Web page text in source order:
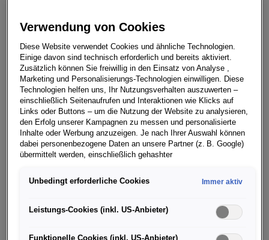
Wie entwickelt sich Machine Learning mit Hilfe von
Predictive Data? Verändert sich unsere Mobilität durch
virtuelle Zusammenarbeit? Und wie unterstützt Big Data
die Schwarmintelligenz? Um diese und weitere Fragen
zur digitalen Zukunft dreht sich der Innovationssummit
„MQ! The Mobility Quotient“, den Audi am 7. und 8.
September 2017 am Standort Ingolstadt zum ersten
Mal veranstaltet.
Eingeladen sind Experten, Meinungsbilder, Impulsgeber
zentralen Thema des Summits. Gemeinsam mit den
Teilnehmern macht sich Audi auf die Suche nach der
Formel für einen „Mobilitätsquotienten“ (MQ). Diesen
Verwendung von Cookies
Diese Website verwendet Cookies und ähnliche Technologien.
Einige davon sind technisch erforderlich und bereits aktiviert.
Zusätzlich können Sie freiwillig in den Einsatz von Analyse ,
Marketing und Personalisierungs-Technologien einwilligen. Diese
Technologien helfen uns, Ihr Nutzungsverhalten auszuwerten –
einschließlich Seitenaufrufen und Interaktionen wie Klicks auf
Links oder Buttons – um die Nutzung der Website zu analysieren,
den Erfolg unserer Kampagnen zu messen und personalisierte
Inhalte oder Werbung anzuzeigen. Je nach Ihrer Auswahl können
dabei personenbezogene Daten an unsere Partner (z. B. Google)
übermittelt werden, einschließlich gehashter
(z. B. E Mail Adresse oder Telefonnummer).
Dienste der Google Ireland Ltd., die personenbezogene Daten an
die Google LLC in den USA weiterleiten kann. In den USA besteht
Unbedingt erforderliche Cookies Immer aktiv
Leistungs-Cookies (inkl. US-Anbieter)